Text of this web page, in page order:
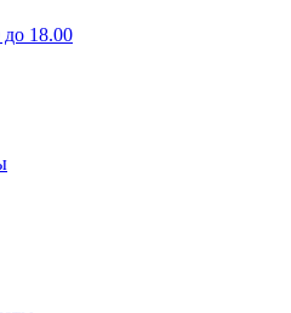
18.00